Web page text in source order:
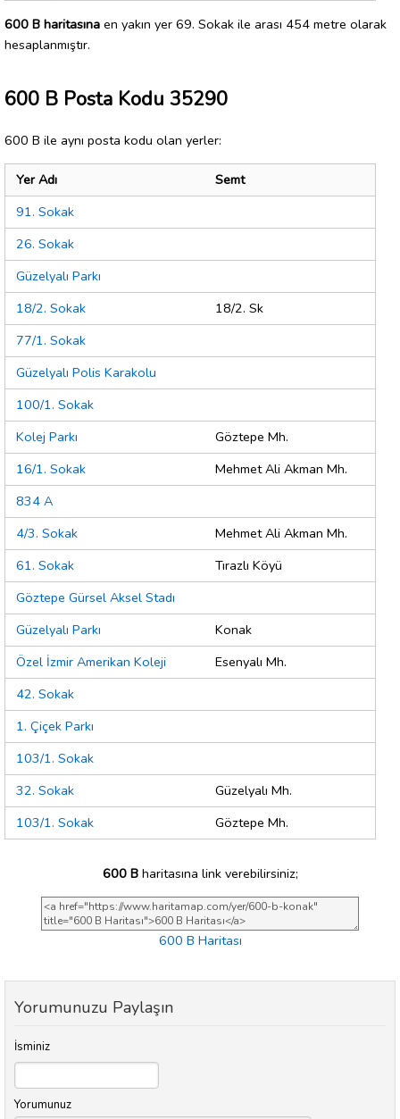
600 B haritasına en yakın yer 69. Sokak ile arası 454 metre olarak
hesaplanmıştır.
600 B Posta Kodu 35290
600 B ile aynı posta kodu olan yerler:
Yer Adı
Semt
91. Sokak
26. Sokak
Güzelyalı Parkı
18/2. Sokak
18/2. Sk
77/1. Sokak
Güzelyalı Polis Karakolu
100/1. Sokak
Kolej Parkı
Göztepe Mh.
16/1. Sokak
Mehmet Ali Akman Mh.
834 A
4/3. Sokak
Mehmet Ali Akman Mh.
61. Sokak
Tırazlı Köyü
Göztepe Gürsel Aksel Stadı
Güzelyalı Parkı
Konak
Özel İzmir Amerikan Koleji
Esenyalı Mh.
42. Sokak
1. Çiçek Parkı
103/1. Sokak
32. Sokak
Güzelyalı Mh.
103/1. Sokak
Göztepe Mh.
600 Bharitasına link verebilirsiniz;
600 B Haritası
Yorumunuzu Paylaşın
İsminiz
Yorumunuz